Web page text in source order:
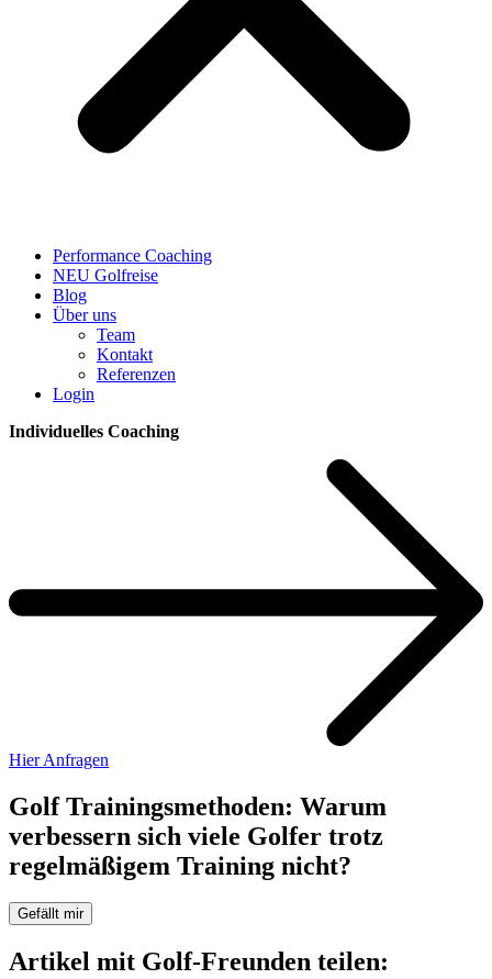
Performance Coaching
NEU Golfreise
Blog
Über uns
Team
Kontakt
Referenzen
Login
Individuelles Coaching
Hier Anfragen
Golf Trainingsmethoden: Warum
verbessern sich viele Golfer trotz
regelmäßigem Training nicht?
Gefällt mir
Artikel mit Golf-Freunden teilen: